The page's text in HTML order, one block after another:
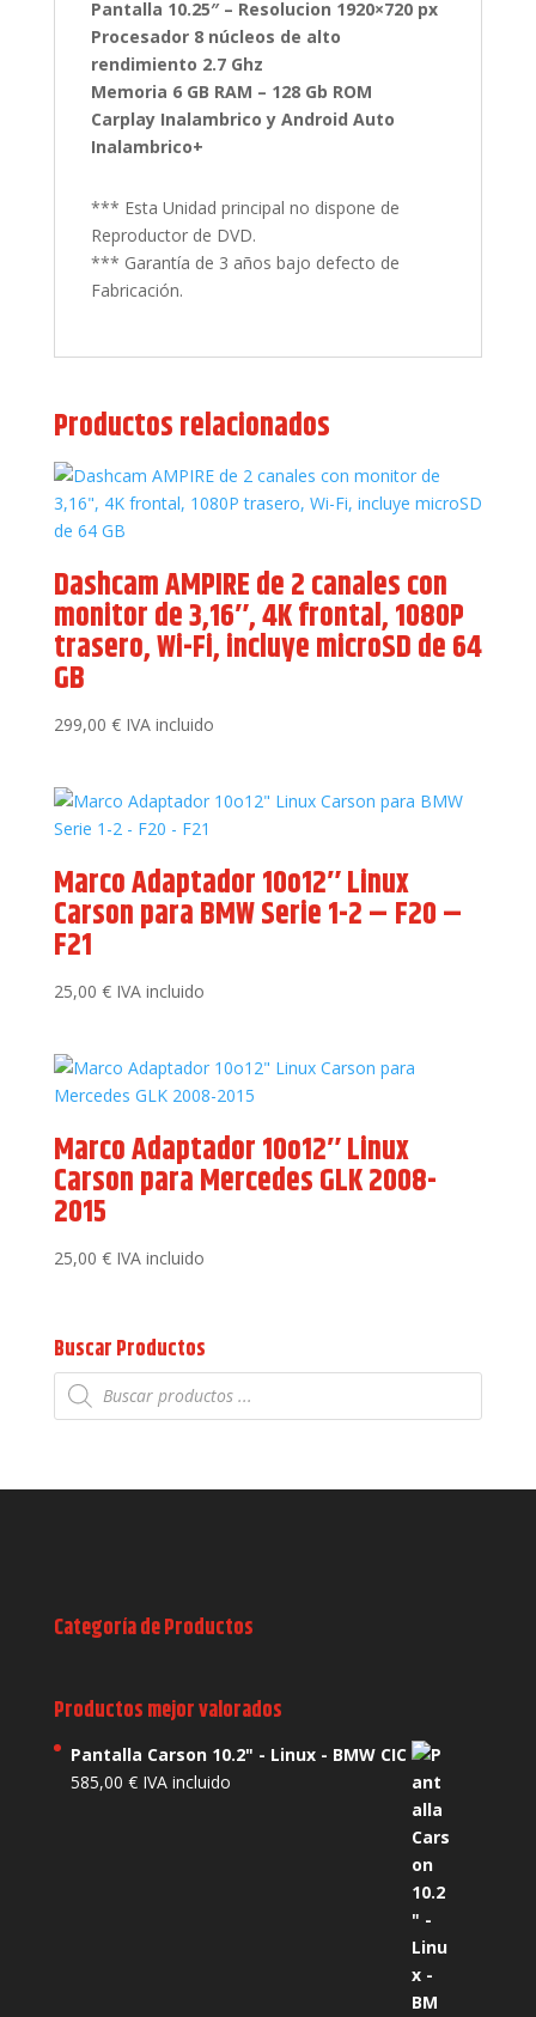
Pantalla 10.25″ – Resolucion 1920×720 px
Procesador 8 núcleos de alto
rendimiento 2.7 Ghz
Memoria 6 GB RAM – 128 Gb ROM
Carplay Inalambrico y Android Auto
Inalambrico+
*** Esta Unidad principal no dispone de
Reproductor de DVD.
*** Garantía de 3 años bajo defecto de
Fabricación.
Productos relacionados
Dashcam AMPIRE de 2 canales con
monitor de 3,16″, 4K frontal, 1080P
trasero, Wi-Fi, incluye microSD de 64
GB
299,00 € IVA incluido
Marco Adaptador 10o12″ Linux
Carson para BMW Serie 1-2 – F20 –
F21
25,00 € IVA incluido
Marco Adaptador 10o12″ Linux
Carson para Mercedes GLK 2008-
2015
25,00 € IVA incluido
Buscar Productos
Búsqueda
de
productos
Categoría de Productos
Productos mejor valorados
Pantalla Carson 10.2" - Linux - BMW CIC
585,00 € IVA incluido